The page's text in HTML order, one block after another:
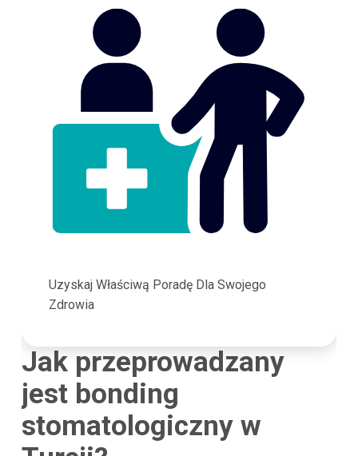
Uzyskaj Właściwą Poradę Dla Swojego
Zdrowia
Jak przeprowadzany
jest bonding
stomatologiczny w